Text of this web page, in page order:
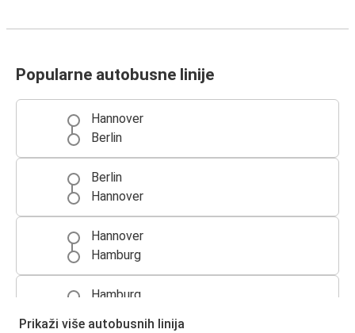
Popularne autobusne linije
Hannover
Berlin
Berlin
Hannover
Hannover
Hamburg
Hamburg
Prikaži više autobusnih linija